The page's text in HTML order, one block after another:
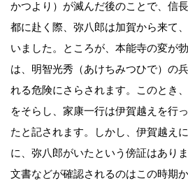
かつより）が滅んだ後のことで、信
都に赴く際、弥八郎は加賀から来て
いました。ところが、本能寺の変が
は、明智光秀（あけちみつひで）の
れる危険にさらされます。このとき
をそらし、家康一行は伊賀越えを行
たと記されます。しかし、伊賀越え
に、弥八郎がいたという傍証はあり
文書などが確認されるのはこの時期